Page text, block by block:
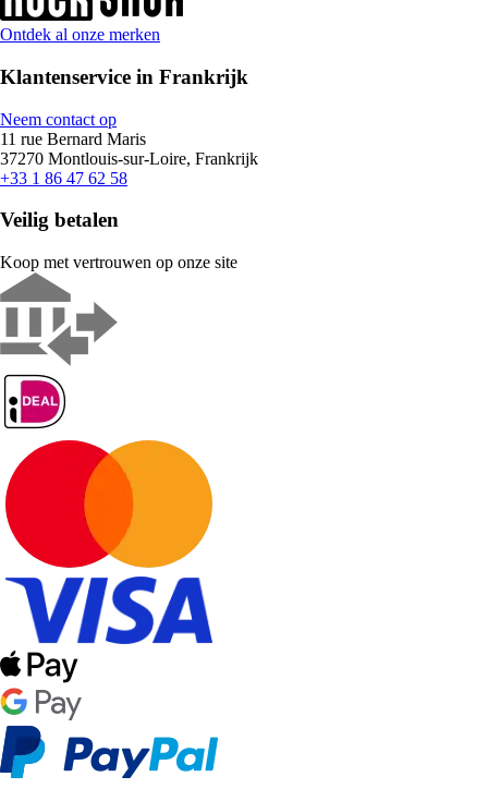
Ontdek al onze merken
Klantenservice in Frankrijk
Neem contact op
11 rue Bernard Maris
37270 Montlouis-sur-Loire, Frankrijk
+33 1 86 47 62 58
Veilig betalen
Koop met vertrouwen op onze site